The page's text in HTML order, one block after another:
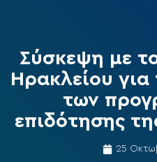
Σύσκεψη με
Ηρακλείου
των
επιδότησης
25